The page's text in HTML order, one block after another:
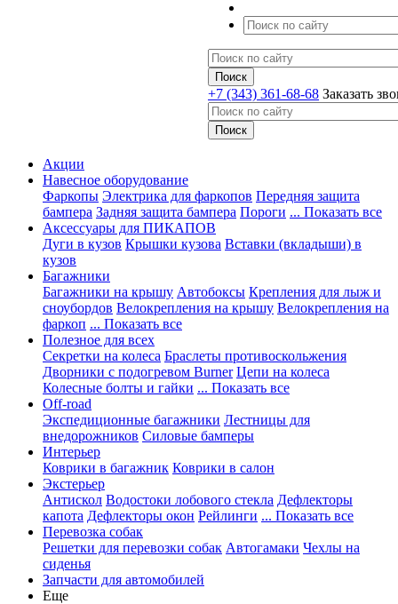
+7 (343) 361-68-68 Заказать
Акции
Навесное оборудование
Фаркопы Электрика для фаркопов Передняя защита
бампера Задняя защита бампера Пороги ... Показать все
Аксессуары для ПИКАПОВ
Дуги в кузов Крышки кузова Вставки (вкладыши) в
кузов
Багажники
Багажники на крышу Автобоксы Крепления для лыж и
сноубордов Велокрепления на крышу Велокрепления на
фаркоп ... Показать все
Полезное для всех
Секретки на колеса Браслеты противоскольжения
Дворники с подогревом Burner Цепи на колеса
Колесные болты и гайки ... Показать все
Off-road
Экспедиционные багажники Лестницы для
внедорожников Силовые бамперы
Интерьер
Коврики в багажник Коврики в салон
Экстерьер
Антискол Водостоки лобового стекла Дефлекторы
капота Дефлекторы окон Рейлинги ... Показать все
Перевозка собак
Решетки для перевозки собак Автогамаки Чехлы на
сиденья
Запчасти для автомобилей
Еще